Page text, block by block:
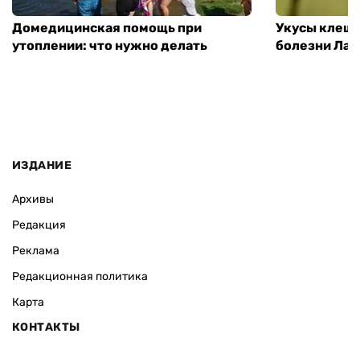
Домедицинская помощь при
утоплении: что нужно делать
Укусы
болезни
ИЗДАНИЕ
Архивы
Редакция
Реклама
Редакционная политика
Карта
КОНТАКТЫ